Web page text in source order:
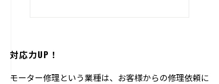
対応力UP！
モーター修理という業種は、お客様からの修理依頼に